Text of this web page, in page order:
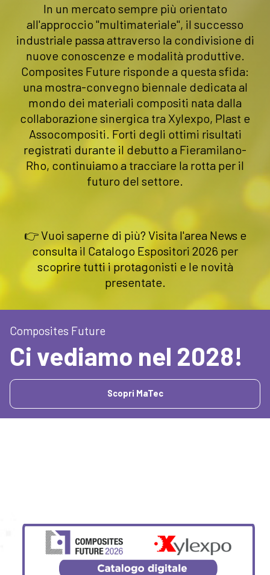
In un mercato sempre più orientato
all'approccio "multimateriale", il successo
industriale passa attraverso la condivisione di
nuove conoscenze e modalità produttive.
Composites Future risponde a questa sfida:
una mostra-convegno biennale dedicata al
mondo dei materiali compositi nata dalla
collaborazione sinergica tra Xylexpo, Plast e
Assocompositi. Forti degli ottimi risultati
registrati durante il debutto a Fieramilano-
Rho, continuiamo a tracciare la rotta per il
futuro del settore.
👉 Vuoi saperne di più? Visita l'area News e
consulta il Catalogo Espositori 2026 per
scoprire tutti i protagonisti e le novità
presentate.
Composites Future
Ci vediamo nel 2028!
Scopri MaTec